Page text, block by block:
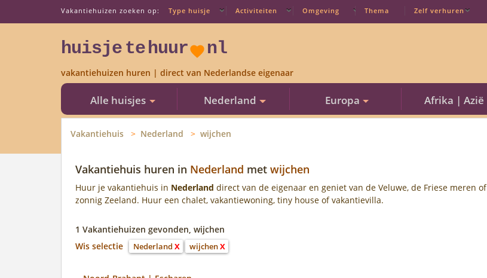
Vakantiehuizen zoeken op: Type huisje Activiteiten Omgeving Thema Zelf verhuren
huisje tehuur nl
vakantiehuizen huren | direct van Nederlandse eigenaar
Alle huisjes Nederland Europa Afrika | Azië
Vakantiehuis Nederland wijchen
Vakantiehuis huren in Nederland met wijchen
Huur je vakantiehuis in Nederland direct van de eigenaar en geniet van de Veluwe, de Friese meren of
zonnig Zeeland. Huur een chalet, vakantiewoning, tiny house of vakantievilla.
1 Vakantiehuizen gevonden, wijchen
Wis selectie
Nederland X wijchenX